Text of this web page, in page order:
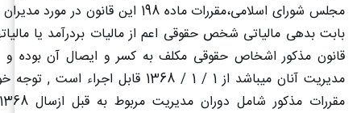
مجلس شورای اسلامی،مقررات ماده 198 این
بابت بدهی مالیاتی شخص حقوقی اعم از مالیات بردرآمد یا
قانون مذکور اشخاص حقوقی مکلف به کسر و ایصال آن بوده و
مدیریت آنان میباشد از 1 / 1 / 1368 قابل